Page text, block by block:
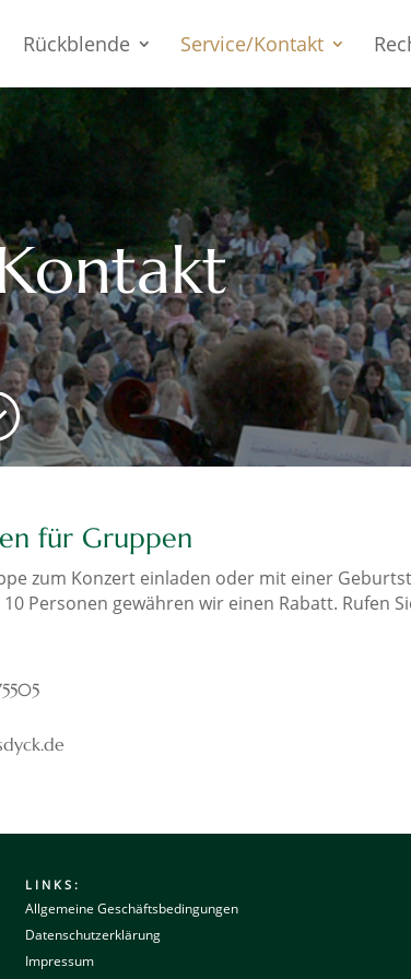
Rückblende Service/Kontakt
für Gruppen
zum Konzert einladen oder mit einer
Personen gewähren wir einen Rabatt. Rufen
LINKS:
Allgemeine Geschäftsbedingungen
Datenschutzerklärung
Impressum